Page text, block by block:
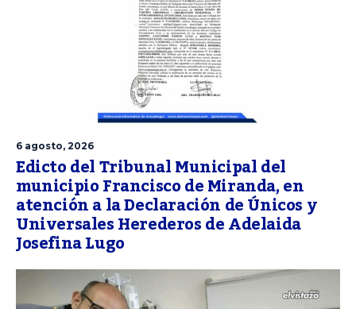
6 agosto, 2026
Edicto del Tribunal Municipal del
municipio Francisco de Miranda, en
atención a la Declaración de Únicos y
Universales Herederos de Adelaida
Josefina Lugo